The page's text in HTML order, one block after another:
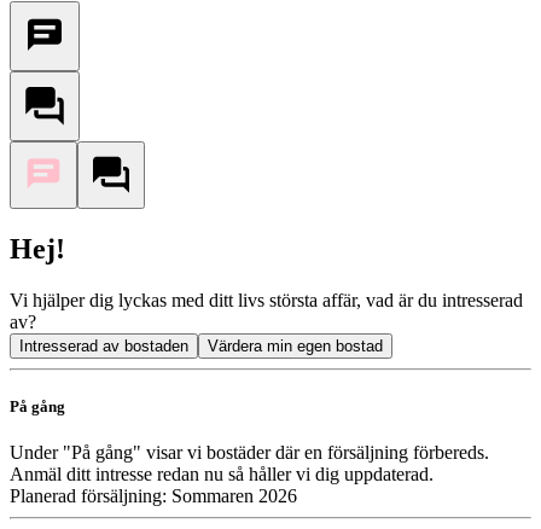
Hej!
Vi hjälper dig lyckas med ditt livs största affär, vad är du intresserad
av?
Intresserad av bostaden Värdera min egen bostad
På gång
Under "På gång" visar vi bostäder där en försäljning förbereds.
Anmäl ditt intresse redan nu så håller vi dig uppdaterad.
Planerad försäljning: Sommaren 2026